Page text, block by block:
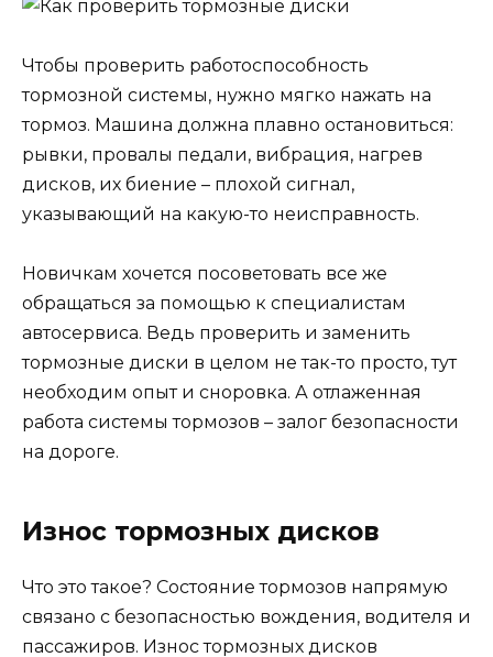
Чтобы проверить работоспособность
тормозной системы, нужно мягко нажать на
тормоз. Машина должна плавно остановиться:
рывки, провалы педали, вибрация, нагрев
дисков, их биение – плохой сигнал,
указывающий на какую-то неисправность.
Новичкам хочется посоветовать все же
обращаться за помощью к специалистам
автосервиса. Ведь проверить и заменить
тормозные диски в целом не так-то просто, тут
необходим опыт и сноровка. А отлаженная
работа системы тормозов – залог безопасности
на дороге.
Износ тормозных дисков
Что это такое? Состояние тормозов напрямую
связано с безопасностью вождения, водителя и
пассажиров. Износ тормозных дисков